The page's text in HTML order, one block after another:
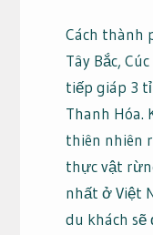
Cách thành
Tây Bắc,
tiếp giáp 3
Thanh Hóa.
thiên nhiên
thực vật
nhất ở Việt
du khách